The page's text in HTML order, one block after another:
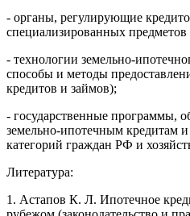
- органы, регулирующие
специализированных
- технологии земельно-
способы и методы
кредитов и займов);
- государственные программы,
земельно-ипотечным кредитам
категорий граждан РФ и
Литература:
1. Астапов К. Л. Ипотечное